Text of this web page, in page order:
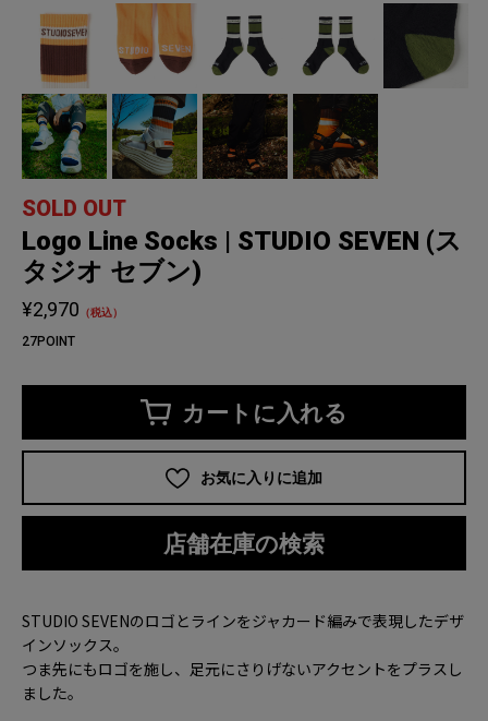
SOLD OUT
Logo Line Socks | STUDIO SEVEN (ス
タジオ セブン)
¥2,970 （税込）
27POINT
カートに入れる
お気に入りに追加
店舗在庫の検索
STUDIO SEVENのロゴとラインをジャカード編みで表現したデザ
インソックス。
つま先にもロゴを施し、足元にさりげないアクセントをプラスし
ました。